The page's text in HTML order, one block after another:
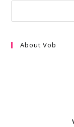
About Vob